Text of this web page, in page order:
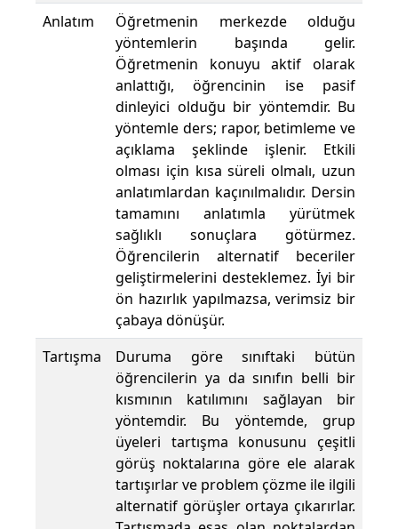
Anlatım
Öğretmenin merkezde olduğu
yöntemlerin başında gelir.
Öğretmenin konuyu aktif olarak
anlattığı, öğrencinin ise pasif
dinleyici olduğu bir yöntemdir. Bu
yöntemle ders; rapor, betimleme ve
açıklama şeklinde işlenir. Etkili
olması için kısa süreli olmalı, uzun
anlatımlardan kaçınılmalıdır. Dersin
tamamını anlatımla yürütmek
sağlıklı sonuçlara götürmez.
Öğrencilerin alternatif beceriler
geliştirmelerini desteklemez. İyi bir
ön hazırlık yapılmazsa, verimsiz bir
çabaya dönüşür.
Tartışma
Duruma göre sınıftaki bütün
öğrencilerin ya da sınıfın belli bir
kısmının katılımını sağlayan bir
yöntemdir. Bu yöntemde, grup
üyeleri tartışma konusunu çeşitli
görüş noktalarına göre ele alarak
tartışırlar ve problem çözme ile ilgili
alternatif görüşler ortaya çıkarırlar.